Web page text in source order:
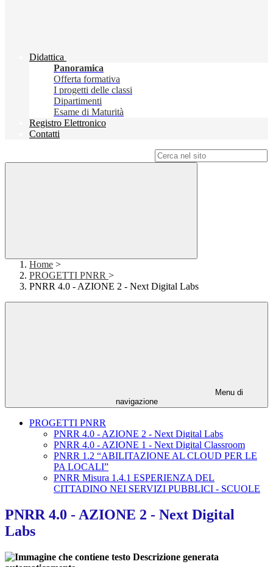
Didattica
Panoramica
Offerta formativa
I progetti delle classi
Dipartimenti
Esame di Maturità
Registro Elettronico
Contatti
Home >
PROGETTI PNRR >
PNRR 4.0 - AZIONE 2 - Next Digital Labs
Menu di
navigazione
PROGETTI PNRR
PNRR 4.0 - AZIONE 2 - Next Digital Labs
PNRR 4.0 - AZIONE 1 - Next Digital Classroom
PNRR 1.2 “ABILITAZIONE AL CLOUD PER LE
PA LOCALI”
PNRR Misura 1.4.1 ESPERIENZA DEL
CITTADINO NEI SERVIZI PUBBLICI - SCUOLE
PNRR 4.0 - AZIONE 2 - Next Digital
Labs